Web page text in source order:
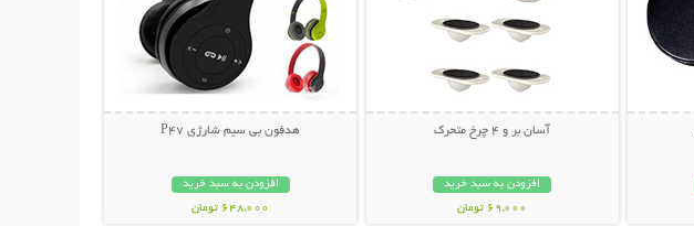
آسان بر و 4 چرخ متحرک
افزودن به سبد خرید
69,000 تومان
هدفون بی سیم شارژی P47
افزودن به سبد خرید
648,000 تومان